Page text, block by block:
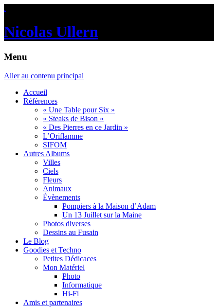
.
Nicolas Ullern
Menu
Aller au contenu principal
Accueil
Références
« Une Table pour Six »
« Steaks de Bison »
« Des Pierres en ce Jardin »
L’Oriflamme
SIFOM
Autres Albums
Villes
Ciels
Fleurs
Animaux
Évènements
Pompiers à la Maison d’Adam
Un 13 Juillet sur la Maine
Photos diverses
Dessins au Fusain
Le Blog
Goodies et Techno
Petites Dédicaces
Mon Matériel
Photo
Informatique
Hi-Fi
Amis et partenaires